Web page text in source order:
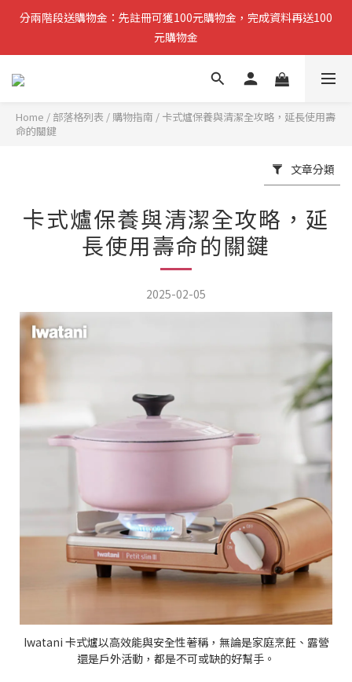
分兩階段送購物金：先註冊可獲100元購物金，完成資料再送100
元購物金
分兩階段送購物金：先註冊可獲100元購物金，完成資料再送100
元購物金
小提醒：先完成註冊即可領取第一筆購物金，稍後再補齊資料可再
複製分享連結給朋友，完成訂單推薦人可獲得200元購物金
分兩階段送購物金：先註冊可獲100元購物金，完成資料再送100
Home / 部落格列表 / 購物指南 / 卡式爐保養與清潔全攻略，延長使用壽
命的關鍵
文章分類
卡式爐保養與清潔全攻略，延
長使用壽命的關鍵
2025-02-05
Iwatani 卡式爐以高效能與安全性著稱，無論是家庭烹飪、露營
還是戶外活動，都是不可或缺的好幫手。